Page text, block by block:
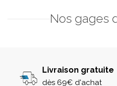
Nos gages
Livraison gratuite
dès 69€ d'achat